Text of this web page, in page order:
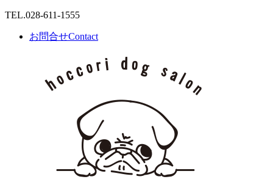
TEL.028-611-1555
お問合せContact